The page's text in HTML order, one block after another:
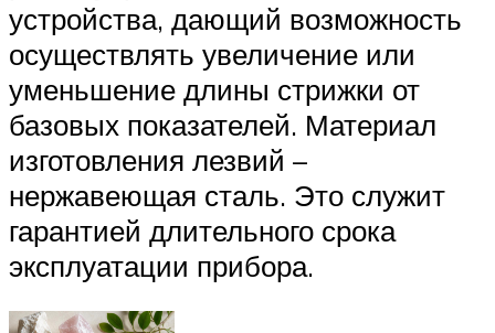
устройства, дающий возможность
осуществлять увеличение или
уменьшение длины стрижки от
базовых показателей. Материал
изготовления лезвий –
нержавеющая сталь. Это служит
гарантией длительного срока
эксплуатации прибора.